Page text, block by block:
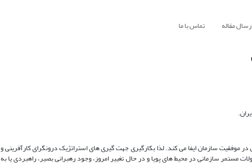
مقاله تماس با ما
موفقیت سازمان ایفا می کند. لذا بکارگیری جهت گیری های استراتژیک درونگرای کارآفرینی و
مستمر سازمانی در محیط های پویا و در حال تغییر امروز، وجود رهبرانی بصیر، راهبردی یا به